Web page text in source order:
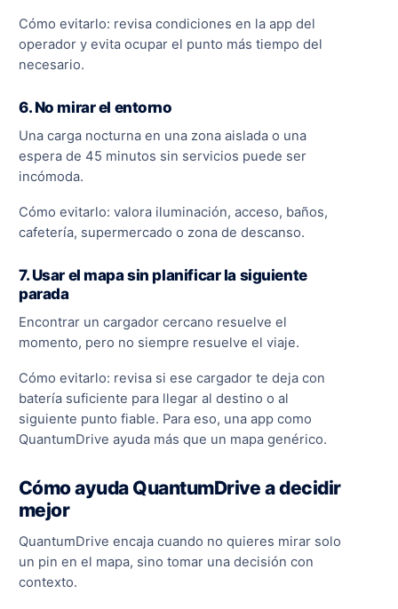
Cómo evitarlo: revisa condiciones en la app del
operador y evita ocupar el punto más tiempo del
necesario.
6. No mirar el entorno
Una carga nocturna en una zona aislada o una
espera de 45 minutos sin servicios puede ser
incómoda.
Cómo evitarlo: valora iluminación, acceso, baños,
cafetería, supermercado o zona de descanso.
7. Usar el mapa sin planificar la siguiente
parada
Encontrar un cargador cercano resuelve el
momento, pero no siempre resuelve el viaje.
Cómo evitarlo: revisa si ese cargador te deja con
batería suficiente para llegar al destino o al
siguiente punto fiable. Para eso, una app como
QuantumDrive ayuda más que un mapa genérico.
Cómo ayuda QuantumDrive a decidir
mejor
QuantumDrive encaja cuando no quieres mirar solo
un pin en el mapa, sino tomar una decisión con
contexto.